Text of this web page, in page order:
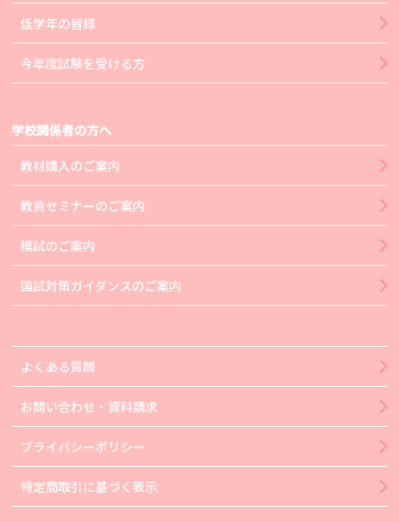
低学年の皆様
今年度試験を受ける方
学校関係者の方へ
教材購入のご案内
教員セミナーのご案内
模試のご案内
国試対策ガイダンスのご案内
よくある質問
お問い合わせ・資料請求
プライバシーポリシー
特定商取引に基づく表示